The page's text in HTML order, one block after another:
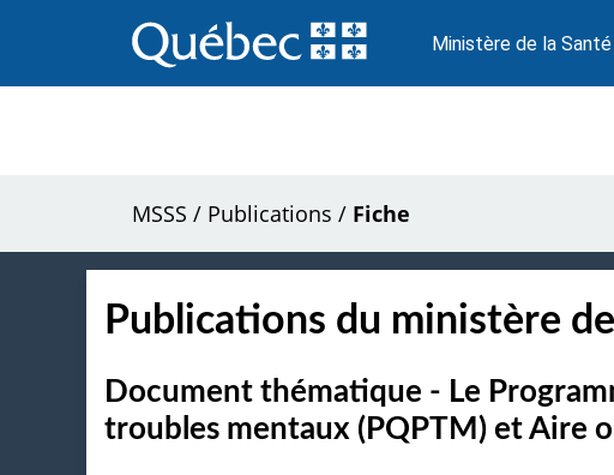
au
contenu
Ministère de la
MSSS / Publications / Fiche
Publications du ministère
Document thématique - Le
troubles mentaux (PQPTM) et Aire